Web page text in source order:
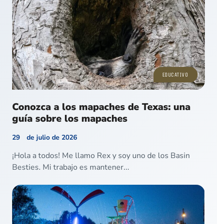
EDUCATIVO
Conozca a los mapaches de Texas: una
guía sobre los mapaches
29 de julio de 2026
¡Hola a todos! Me llamo Rex y soy uno de los Basin
Besties. Mi trabajo es mantener...